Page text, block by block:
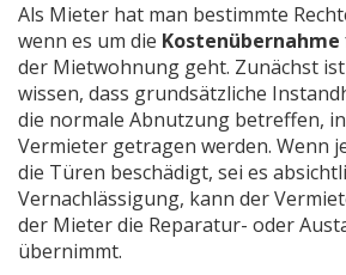
Als Mieter hat man bestimmte
wenn es um die Kostenübernahme
der Mietwohnung geht. Zunächst
wissen, dass grundsätzliche
die normale Abnutzung betreffen,
Vermieter getragen werden. Wenn
die Türen beschädigt, sei es
Vernachlässigung, kann der
der Mieter die Reparatur- oder
übernimmt.